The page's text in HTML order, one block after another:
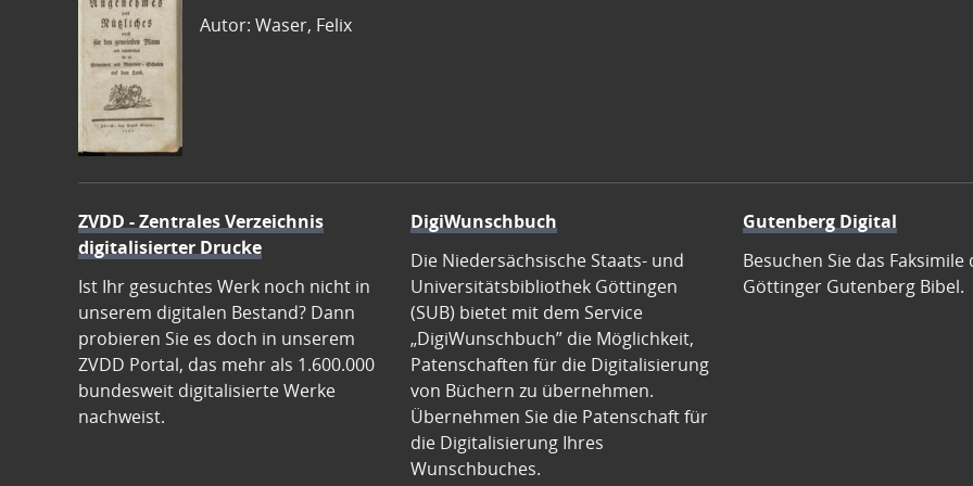
Autor: Waser, Felix
ZVDD - Zentrales Verzeichnis
digitalisierter Drucke
Ist Ihr gesuchtes Werk noch nicht in
unserem digitalen Bestand? Dann
probieren Sie es doch in unserem
ZVDD Portal, das mehr als 1.600.000
bundesweit digitalisierte Werke
nachweist.
DigiWunschbuch
Die Niedersächsische Staats- und
Universitätsbibliothek Göttingen
(SUB) bietet mit dem Service
„DigiWunschbuch” die Möglichkeit,
Patenschaften für die Digitalisierung
von Büchern zu übernehmen.
Übernehmen Sie die Patenschaft für
die Digitalisierung Ihres
Wunschbuches.
Gutenberg Digital
Besuchen Sie das Faksimile
Göttinger Gutenberg Bibel.